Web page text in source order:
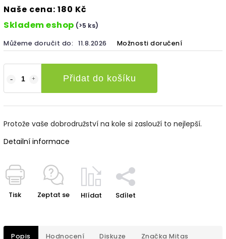
Naše cena: 180 Kč
Skladem eshop (>5 ks)
Můžeme doručit do: 11.8.2026 Možnosti doručení
Přidat do košíku
Protože vaše dobrodružství na kole si zaslouží to nejlepší.
Detailní informace
Tisk Zeptat se Hlídat Sdílet
Popis Hodnocení Diskuze Značka Mitas